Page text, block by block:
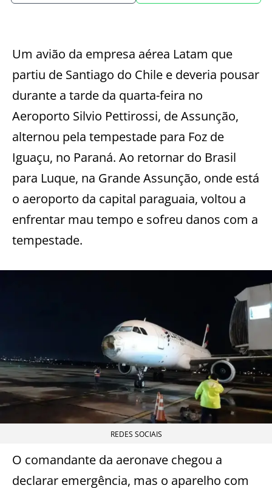
Um avião da empresa aérea Latam que
partiu de Santiago do Chile e deveria pousar
durante a tarde da quarta-feira no
Aeroporto Silvio Pettirossi, de Assunção,
alternou pela tempestade para Foz de
Iguaçu, no Paraná. Ao retornar do Brasil
para Luque, na Grande Assunção, onde está
o aeroporto da capital paraguaia, voltou a
enfrentar mau tempo e sofreu danos com a
tempestade.
REDES SOCIAIS
O comandante da aeronave chegou a
declarar emergência, mas o aparelho com